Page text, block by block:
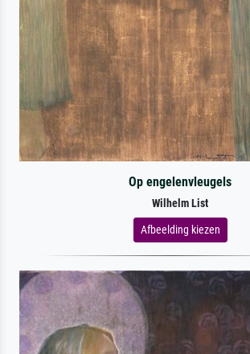
Op engelenvleugels
Wilhelm List
Afbeelding kiezen